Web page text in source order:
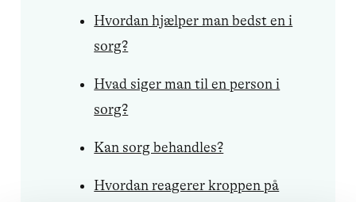
Hvordan hjælper man bedst en i
sorg?
Hvad siger man til en person i
sorg?
Kan sorg behandles?
Hvordan reagerer kroppen på